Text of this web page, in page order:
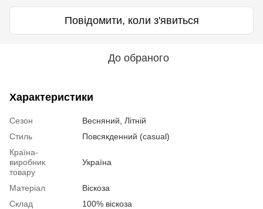
Повідомити, коли з'явиться
До обраного
Характеристики
Сезон
Весняний, Літній
Стиль
Повсякденний (casual)
Країна-
виробник
товару
Україна
Матеріал
Віскоза
Склад
100% віскоза